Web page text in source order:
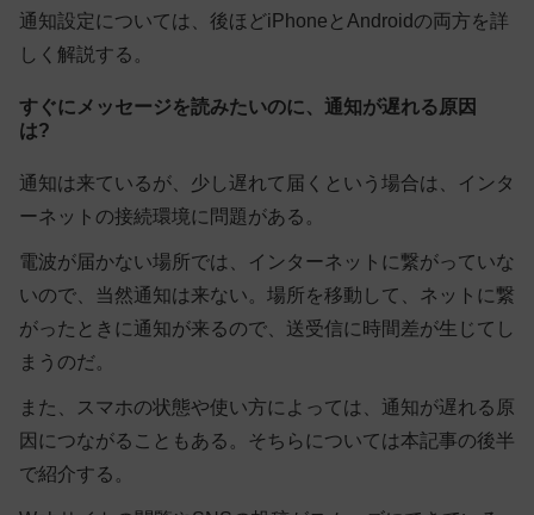
通知設定については、後ほどiPhoneとAndroidの両方を詳
しく解説する。
すぐにメッセージを読みたいのに、通知が遅れる原因
は?
通知は来ているが、少し遅れて届くという場合は、インタ
ーネットの接続環境に問題がある。
電波が届かない場所では、インターネットに繋がっていな
いので、当然通知は来ない。場所を移動して、ネットに繋
がったときに通知が来るので、送受信に時間差が生じてし
まうのだ。
また、スマホの状態や使い方によっては、通知が遅れる原
因につながることもある。そちらについては本記事の後半
で紹介する。